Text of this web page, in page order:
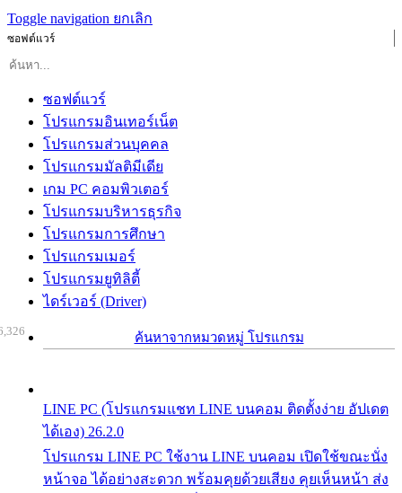
Toggle navigation ยกเลิก
ซอฟต์แวร์
ซอฟต์แวร์
โปรแกรมอินเทอร์เน็ต
โปรแกรมส่วนบุคคล
โปรแกรมมัลติมีเดีย
เกม PC คอมพิวเตอร์
โปรแกรมบริหารธุรกิจ
โปรแกรมการศึกษา
โปรแกรมเมอร์
โปรแกรมยูทิลิตี้
ไดร์เวอร์ (Driver)
ค้นหาจากหมวดหมู่ โปรแกรม
LINE PC (โปรแกรมแชท LINE บนคอม ติดตั้งง่าย อัปเดต
ได้เอง) 26.2.0
โปรแกรม LINE PC ใช้งาน LINE บนคอม เปิดใช้ขณะนั่ง
หน้าจอ ได้อย่างสะดวก พร้อมคุยด้วยเสียง คุยเห็นหน้า ส่ง